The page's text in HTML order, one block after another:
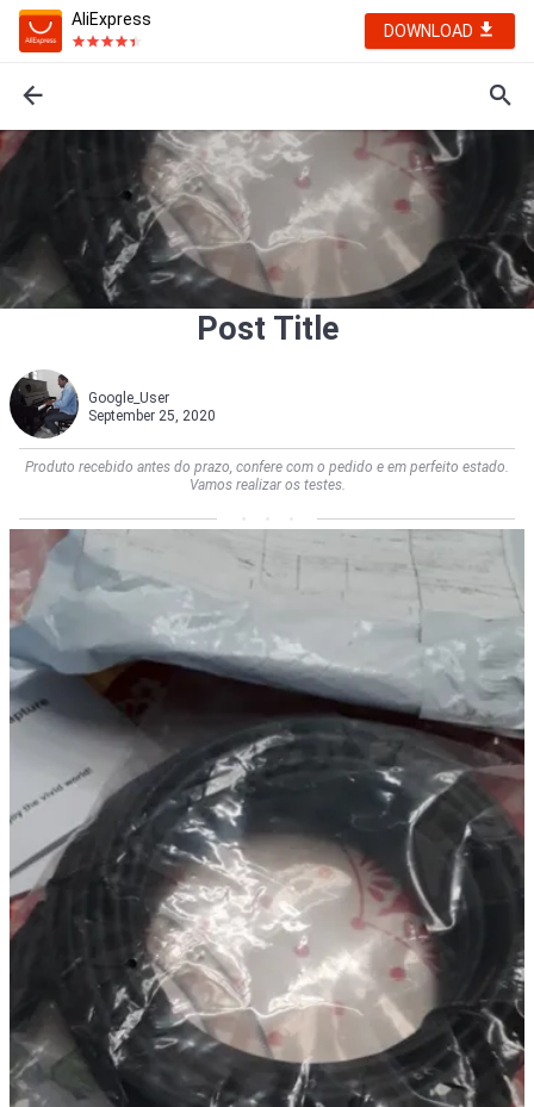
AliExpress
DOWNLOAD
Post Title
Google_User
September 25, 2020
Produto recebido antes do prazo, confere com o pedido e em perfeito estado.
Vamos realizar os testes.